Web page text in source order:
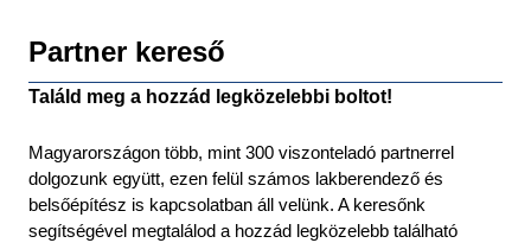
Partner kereső
Találd meg a hozzád legközelebbi boltot!
Magyarországon több, mint 300 viszonteladó partnerrel
dolgozunk együtt, ezen felül számos lakberendező és
belsőépítész is kapcsolatban áll velünk. A keresőnk
segítségével megtalálod a hozzád legközelebb található